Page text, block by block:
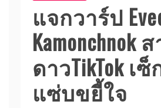
แจกวาร์ป
Kamonchnok
ดาวTikTok เ
แซ่บขยี้ใจ